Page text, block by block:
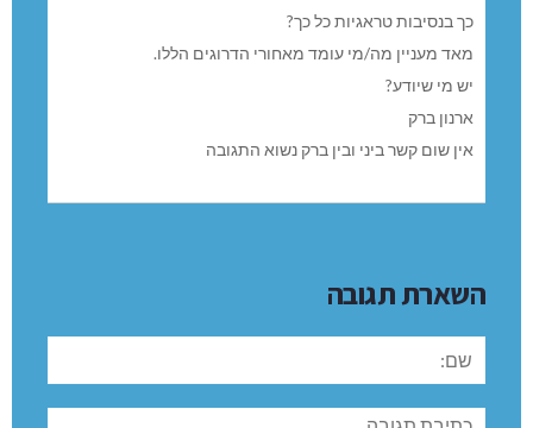
כך בנסיבות טראגיות כל כך?
מאד מעניין מה/מי עומד מאחורי הדרוגים הללו.
יש מי שיודע?
ארנון ברק
אין שום קשר ביני ובין ברק נשוא התגובה
השארת תגובה
שם:
תגובה